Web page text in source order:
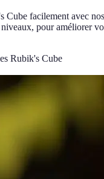
Cube facilement avec
niveaux, pour améliorer
Rubik's Cube